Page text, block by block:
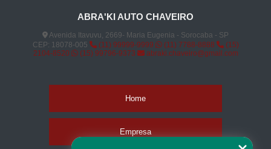
ABRA'KI AUTO CHAVEIRO
Avenida Itavuvu, 2669- Maria Eugenia - Sorocaba - SP
CEP: 18078-005
(11) 99999-9999 (11) 7788-8888
(15)
2104-8520
(15) 99796-9373 abraki.chaveiro@gmail.com
Home
Empresa